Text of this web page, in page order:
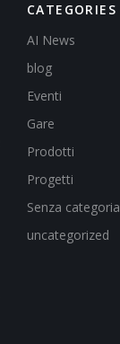
CATEGORIES
AI News
blog
Eventi
Gare
Prodotti
Progetti
Senza categoria
uncategorized